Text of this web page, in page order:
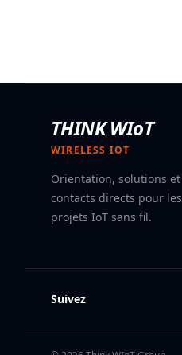
THINK WIoT
WIRELESS IOT
Orientation, solutions et
contacts directs pour les
projets IoT sans fil.
Suivez